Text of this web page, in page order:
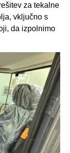
za tekalne
vključno s
da izpolnimo